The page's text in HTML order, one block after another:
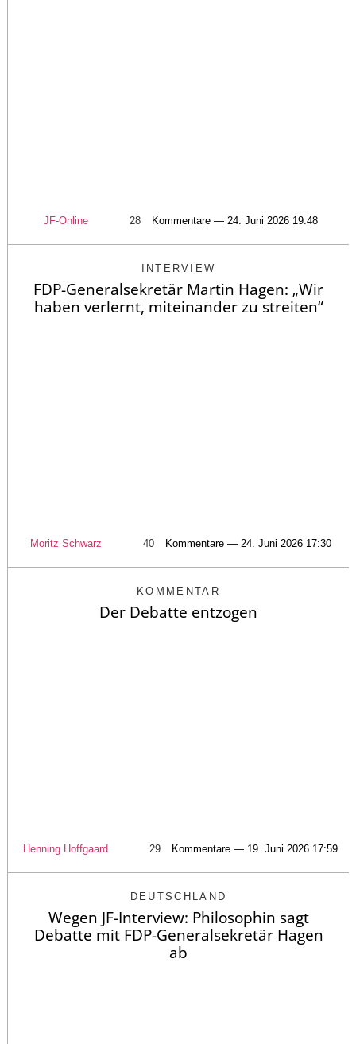
JF-Online 28 Kommentare — 24. Juni 2026 19:48
INTERVIEW
FDP-Generalsekretär Martin Hagen: „Wir
haben verlernt, miteinander zu streiten“
Moritz Schwarz 40 Kommentare — 24. Juni 2026 17:30
KOMMENTAR
Der Debatte entzogen
Henning Hoffgaard 29 Kommentare — 19. Juni 2026 17:59
DEUTSCHLAND
Wegen JF-Interview: Philosophin sagt
Debatte mit FDP-Generalsekretär Hagen
ab